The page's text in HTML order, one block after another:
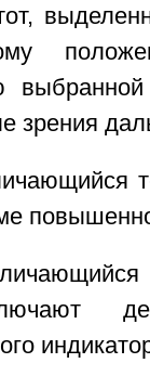
выбранной
зрения